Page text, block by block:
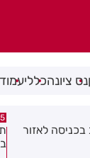
נס ציונהכללי
את חולון